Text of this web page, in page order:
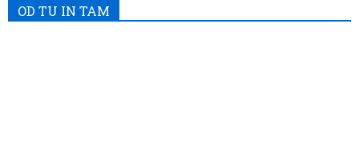
OD TU IN TAM